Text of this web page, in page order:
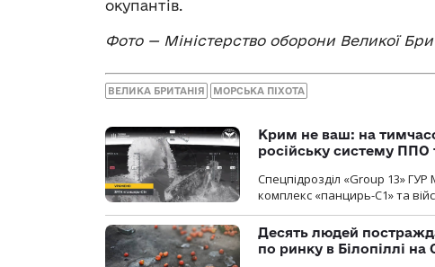
окупантів.
Фото — Міністерство оборони Великої
ВЕЛИКА БРИТАНІЯ МОРСЬКА ПІХОТА
Крим не ваш: на
російську систему ППО
Спецпідрозділ «Group 13»
комплекс «панцирь-С1» та
Десять людей
по ринку в Білопіллі